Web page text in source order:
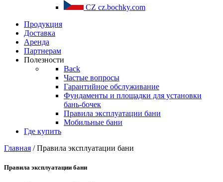
CZ cz.bochky.com
Продукция
Доставка
Аренда
Партнерам
Полезности
Back
Частые вопросы
Гарантийное обслуживание
Фундаменты и площадки для установки
бань-бочек
Правила эксплуатации бани
Мобильные бани
Где купить
Главная / Правила эксплуатации бани
Правила эксплуатации бани